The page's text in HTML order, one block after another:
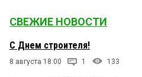
СВЕЖИЕ НОВОСТИ
С Днем строителя!
8 августа 18:00 1 133